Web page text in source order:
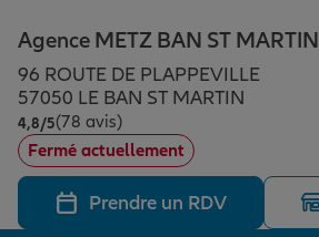
Assurance animal de compagnie
Protection juridique
Plan épargne retraite
Assurance vie
Vos projets
Partir en vacances
Conseil assurance
Agence METZ BAN ST MARTIN
96 ROUTE DE PLAPPEVILLE
57050 LE BAN ST MARTIN
4,8/5Note de 4.8 sur 5
(78 avis)
Fermé actuellement
Prendre un RDV